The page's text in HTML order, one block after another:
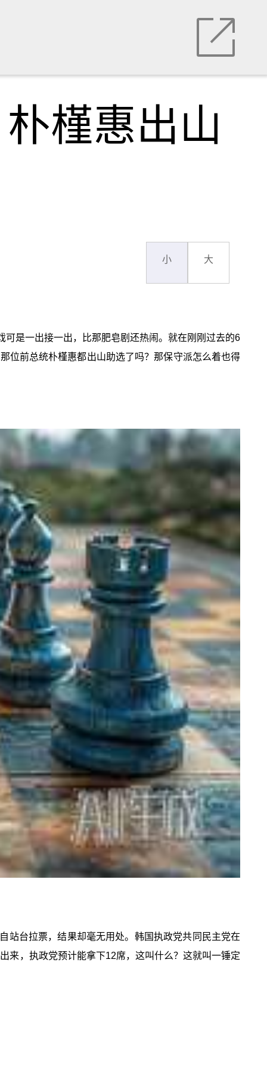
槿惠出山
小 大
是一出接一出，比那肥皂剧还热闹。就在刚刚过去的6
位前总统朴槿惠都出山助选了吗？那保守派怎么着也得
站台拉票，结果却毫无用处。韩国执政党共同民主党在
来，执政党预计能拿下12席，这叫什么？这就叫一锤定